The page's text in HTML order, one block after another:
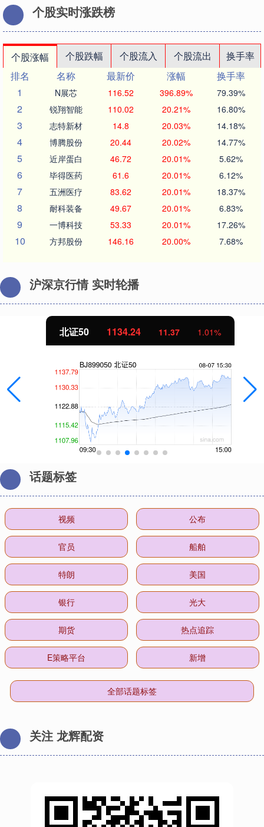
个股实时涨跌榜
个股涨幅 个股跌幅 个股流入 个股流出
换手率
排名
名称 最新价 涨幅
换手率
1
N展芯 116.52 396.89% 79.39%
2 锐翔智能 110.02 20.21% 16.80%
3 志特新材 14.8 20.03% 14.18%
4 博腾股份 20.44 20.02% 14.77%
5 近岸蛋白 46.72 20.01% 5.62%
6 毕得医药 61.6 20.01% 6.12%
7 五洲医疗 83.62 20.01% 18.37%
8 耐科装备 49.67 20.01% 6.83%
9 一博科技 53.33 20.01% 17.26%
10 方邦股份 146.16 20.00% 7.68%
沪深京行情 实时轮播
北证50 1134.24 11.37 1.01%
话题标签
视频 公布
官员 船舶
特朗 美国
银行 光大
期货 热点追踪
E策略平台 新增
全部话题标签
关注 龙辉配资